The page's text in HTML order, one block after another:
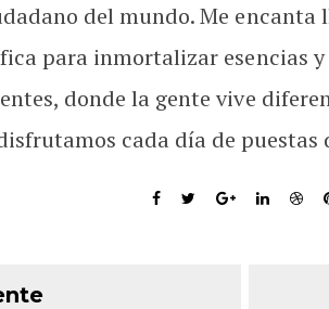
del mundo. Me encanta
para inmortalizar esencias y
donde la gente vive
cada día de puestas